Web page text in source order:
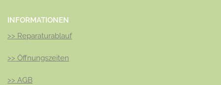
INFORMATIONEN
>> Reparaturablauf
>> Öffnungszeiten
>> AGB